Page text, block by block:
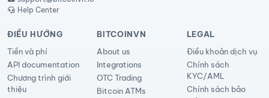
Help Center
ĐIỀU HƯỚNG
Tiền và phí
API documentation
Chương trình giới
thiệu
BITCOINVN
About us
Integrations
OTC Trading
Bitcoin ATMs
LEGAL
Điều khoản dịch vụ
Chính sách
KYC/AML
Chính sách bảo